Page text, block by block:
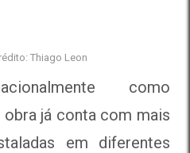
Thiago Leon
como
obra já conta com mais
em diferentes